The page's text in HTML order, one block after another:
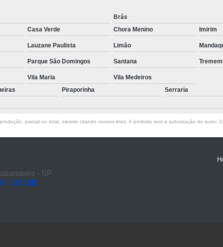
Transporte de Máquinas com Caminhão
Transporte de Máquinas com
Transporte de Máquinas
Transporte
Brás
Casa Verde Chora Menino Imirim
Lauzane Paulista Limão
Parque São Domingos Santana
Vila Maria
Vila Medeiros
Piraporinha Serraria
parcial ou total, mesmo citando nossos links, é proibida sem a autorização do autor.
- SP
8081